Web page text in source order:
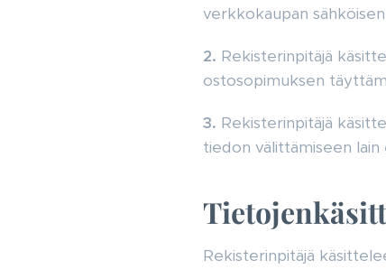
verkkokaupan
2. Rekisterinpitäjä
ostosopimuksen
3. Rekisterinpitäjä
tiedon välittämiseen
Rekisterinpitäjä